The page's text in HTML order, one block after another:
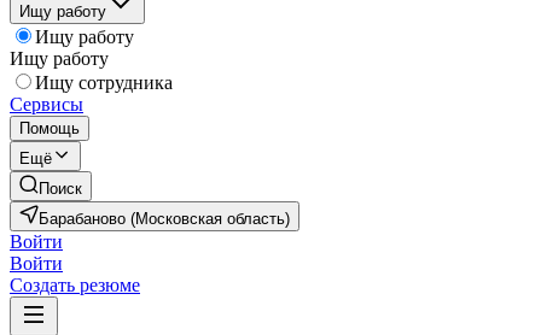
Ищу работу
Ищу работу
Ищу работу
Ищу сотрудника
Сервисы
Помощь
Ещё
Поиск
Барабаново (Московская область)
Войти
Войти
Создать резюме